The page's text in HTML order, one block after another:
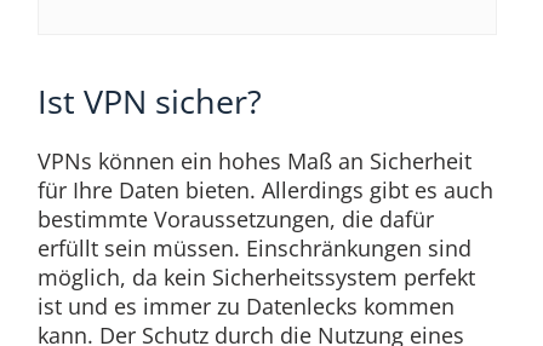
Ist VPN sicher?
VPNs können ein hohes Maß an Sicherheit
für Ihre Daten bieten. Allerdings gibt es auch
bestimmte Voraussetzungen, die dafür
erfüllt sein müssen. Einschränkungen sind
möglich, da kein Sicherheitssystem perfekt
ist und es immer zu Datenlecks kommen
kann. Der Schutz durch die Nutzung eines